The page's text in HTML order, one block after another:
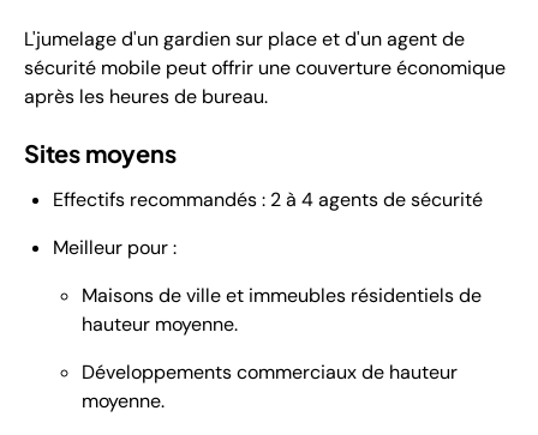
L'jumelage d'un gardien sur place et d'un agent de
sécurité mobile peut offrir une couverture économique
après les heures de bureau.
Sites moyens
Effectifs recommandés : 2 à 4 agents de sécurité
Meilleur pour :
Maisons de ville et immeubles résidentiels de
hauteur moyenne.
Développements commerciaux de hauteur
moyenne.